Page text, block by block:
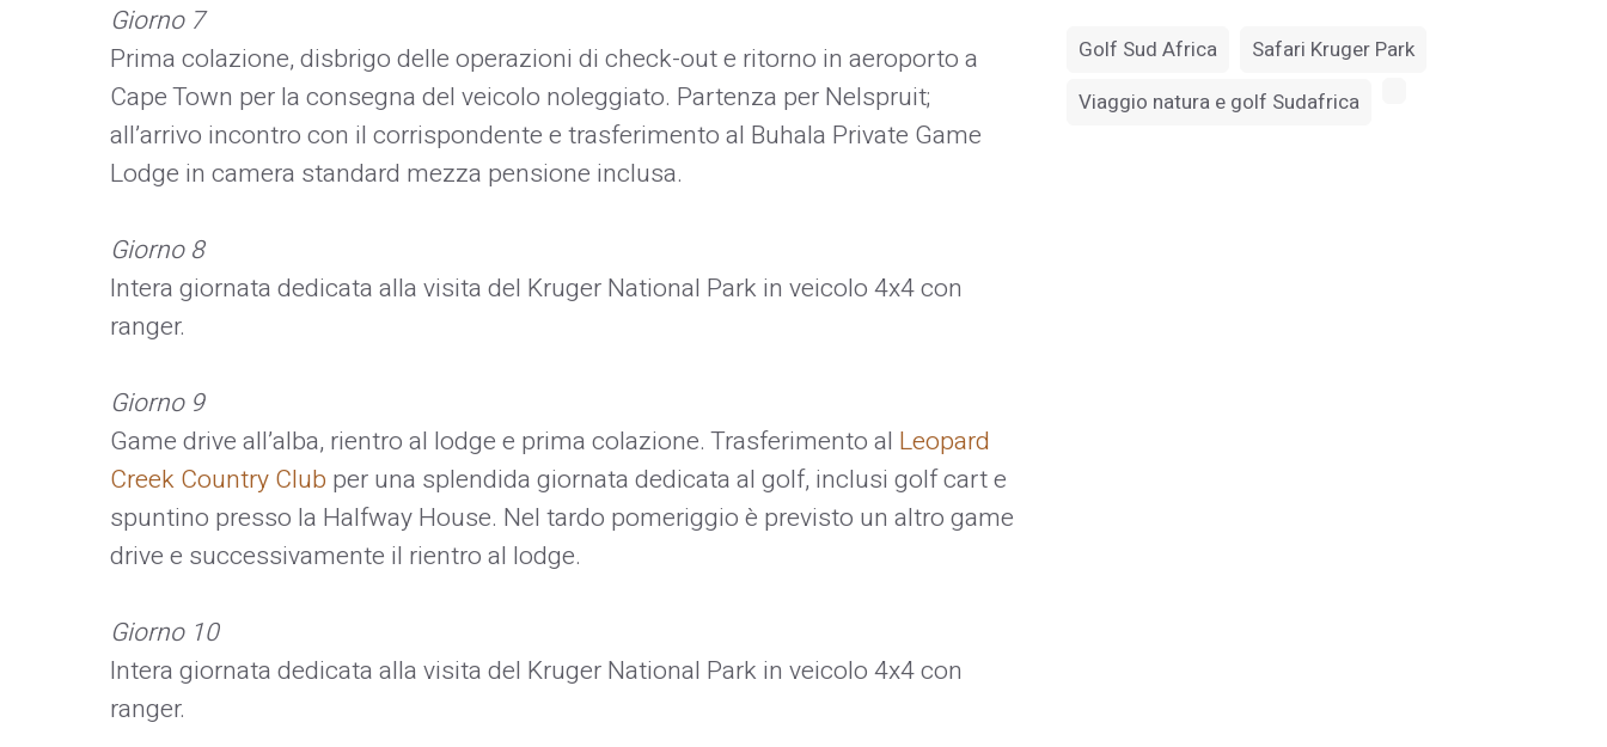
Giorno 7
Prima colazione, disbrigo delle operazioni di check-out e ritorno in aeroporto a
Cape Town per la consegna del veicolo noleggiato. Partenza per Nelspruit;
all’arrivo incontro con il corrispondente e trasferimento al Buhala Private Game
Lodge in camera standard mezza pensione inclusa.
Giorno 8
Intera giornata dedicata alla visita del Kruger National Park in veicolo 4x4 con
ranger.
Giorno 9
Game drive all’alba, rientro al lodge e prima colazione. Trasferimento al Leopard
Creek Country Club per una splendida giornata dedicata al golf, inclusi golf cart e
spuntino presso la Halfway House. Nel tardo pomeriggio è previsto un altro game
drive e successivamente il rientro al lodge.
Giorno 10
Intera giornata dedicata alla visita del Kruger National Park in veicolo 4x4 con
ranger.
Golf Sud Africa
Safari Kruger Park
Viaggio natura e golf Sudafrica